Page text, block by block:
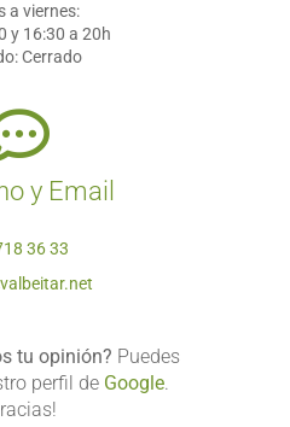
a viernes:
y 16:30 a 20h
Cerrado
y Email
36 33
tu opinión? Puedes
perfil de Google.